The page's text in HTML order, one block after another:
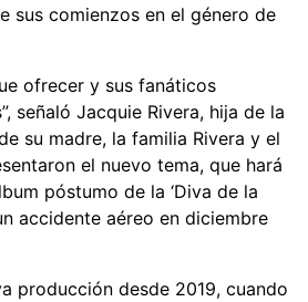
sus comienzos en el género de
ofrecer y sus fanáticos
señaló Jacquie Rivera, hija de la
su madre, la familia Rivera y el
el nuevo tema, que hará
póstumo de la ‘Diva de la
accidente aéreo en diciembre
producción desde 2019, cuando